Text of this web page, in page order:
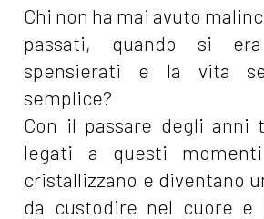
Chi non ha mai avuto
passati, quando si
spensierati e la vita
semplice?
Con il passare degli
legati a questi
cristallizzano e diventano
da custodire nel cuore e